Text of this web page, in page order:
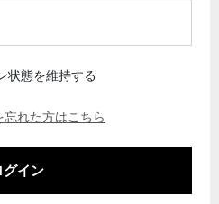
状態を維持する
れた方はこちら
グイン